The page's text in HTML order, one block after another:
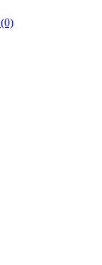
(0)